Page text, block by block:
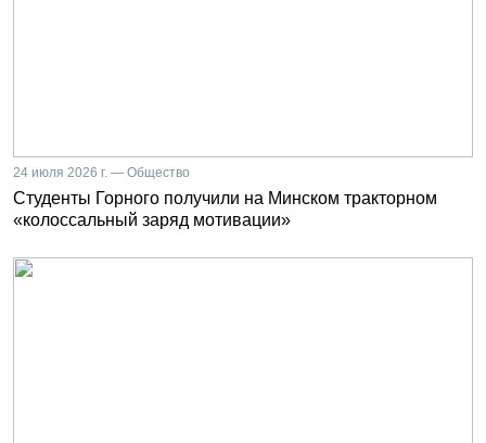
24 июля 2026 г. — Общество
Студенты Горного получили на Минском тракторном
«колоссальный заряд мотивации»